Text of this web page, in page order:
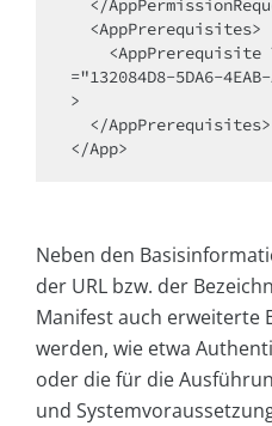
="132084D8-5DA6-
>
</App>
Neben den
der URL bzw. der
Manifest auch erweiterte
werden, wie etwa
oder die für die
und